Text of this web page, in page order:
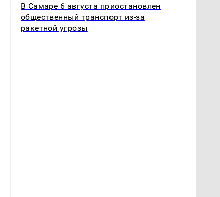
В Самаре 6 августа приостановлен
общественный транспорт из-за
ракетной угрозы